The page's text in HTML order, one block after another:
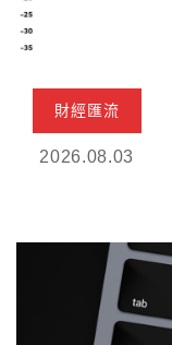
財經匯流
2026.08.03